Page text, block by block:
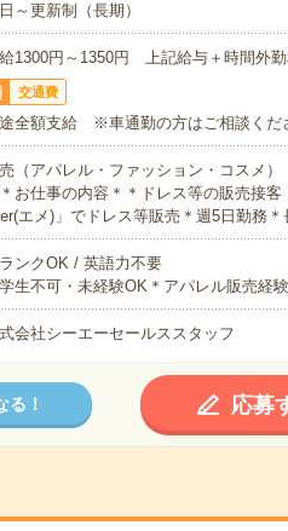
～更新制（長期）
1300円～1350円 上記給与＋時間外
交通費
全額支給 ※車通勤の方はご相談くだ
（アパレル・ファッション・コスメ）
＊お仕事の内容＊＊ドレス等の販売接
エメ)」でドレス等販売＊週5日勤務
ンクOK / 英語力不要
学生不可・未経験OK＊アパレル販売経
会社シーエーセールススタッフ
る！ 応募